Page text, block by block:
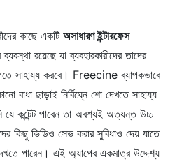
কাছে একটি অসাধারণ ইন্টারফেস
রয়েছে যা ব্যবহারকারীদের তাদের
পেতে সাহায্য করবে। Freecine ব্যাপকভাবে
বাধা ছাড়াই নির্বিঘ্নে শো দেখতে সাহায্য
কন্টেন্ট পাবেন তা অবশ্যই অত্যন্ত উচ্চ
কিছু ভিডিও সেভ করার সুবিধাও দেয় যাতে
পারেন। এই অ্যাপের একমাত্র উদ্দেশ্য